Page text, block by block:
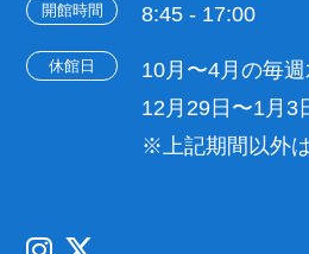
開館時間 8:45 - 17:00
休館日
10月〜4月の毎週
12月29日〜1月3
※上記期間以外